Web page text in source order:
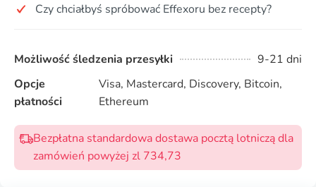
Czy chciałbyś spróbować Effexoru bez recepty?
Możliwość śledzenia przesyłki
9-21 dni
Opcje
płatności
Visa, Mastercard, Discovery, Bitcoin,
Ethereum
Bezpłatna standardowa dostawa pocztą lotniczą dla
zamówień powyżej zl 734,73